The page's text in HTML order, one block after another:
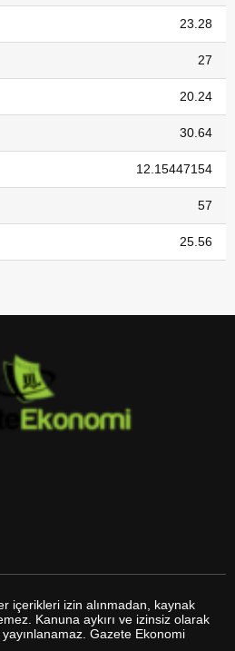
23.28
27
20.24
30.64
12.15447154
57
25.56
abone olarak, tarafınıza haber,
içerikleri izin alınmadan, kaynak
Kanuna aykırı ve izinsiz olarak
Gazete Ekonomi